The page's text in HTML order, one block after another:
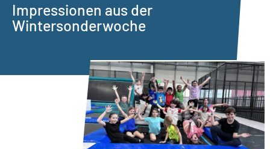
Impressionen aus der
Wintersonderwoche